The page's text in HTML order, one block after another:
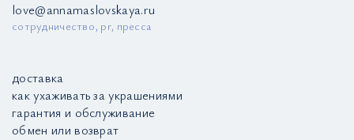
love@annamaslovskaya.ru
сотрудничество, pr, пресса
доставка
как ухаживать за украшениями
гарантия и обслуживание
обмен или возврат